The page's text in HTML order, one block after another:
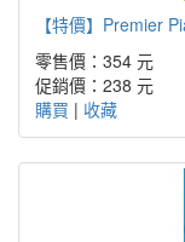
【特價】Premier
零售價：354 元
促銷價： 238 元
購買 | 收藏